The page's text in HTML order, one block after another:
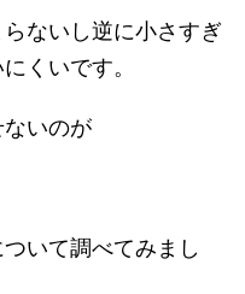
ないし逆に小さすぎ
くいです。
いのが
いて調べてみまし